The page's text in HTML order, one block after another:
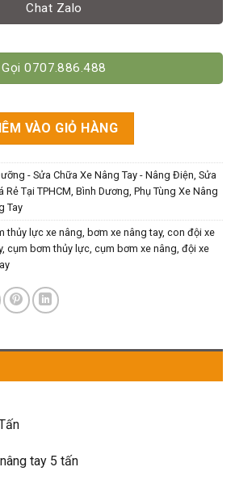
Chat Zalo
Gọi 0707.886.488
số lượng
VÀO GIỎ HÀNG
- Sửa Chữa Xe Nâng Tay - Nâng Điện, Sửa
Tại TPHCM, Bình Dương Phụ Tùng Xe Nâng
Tay
thủy lực xe nâng bơm xe nâng tay, con đội xe
, cụm bơm thủy lực cụm bơm xe nâng đội xe
tay 5 tấn